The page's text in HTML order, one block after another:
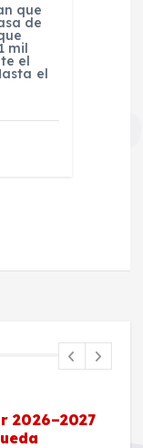
que
de
mil
el
el
2026–2027